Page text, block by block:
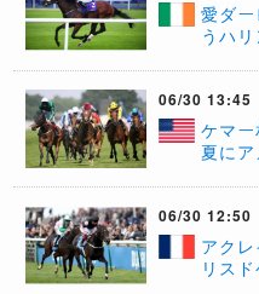
愛ダ
うハ
06/30 13:45
ケマ
夏に
06/30 12:50
アク
リス